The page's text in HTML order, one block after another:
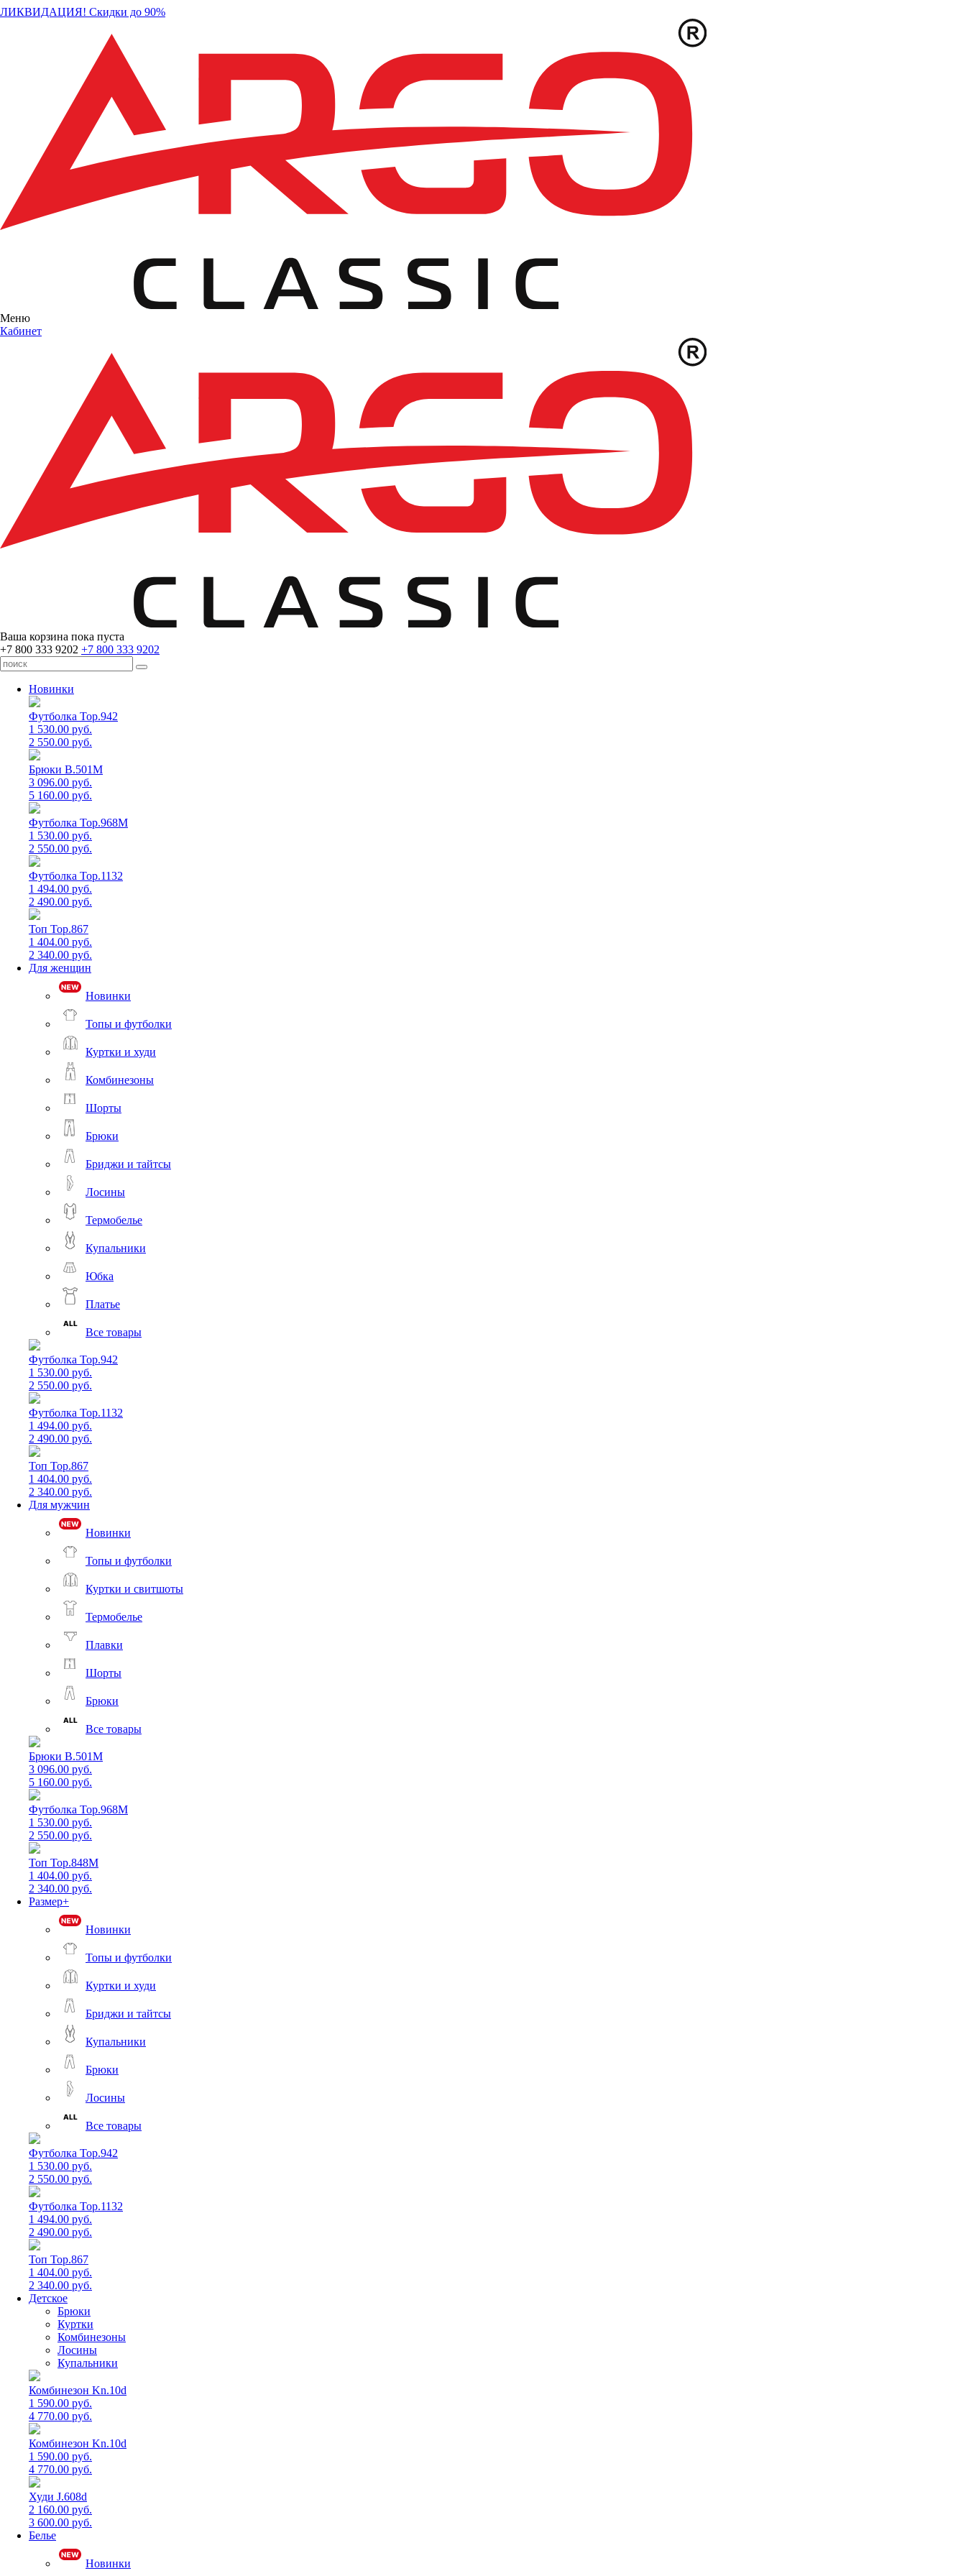
ЛИКВИДАЦИЯ! Скидки до 90%
Меню
Кабинет
Ваша корзина пока пуста
+7 800 333 9202 +7 800 333 9202
Новинки
Футболка Top.942
1 530.00 руб.
2 550.00 руб.
Брюки B.501M
3 096.00 руб.
5 160.00 руб.
Футболка Top.968M
1 530.00 руб.
2 550.00 руб.
Футболка Top.1132
1 494.00 руб.
2 490.00 руб.
Топ Top.867
1 404.00 руб.
2 340.00 руб.
Для женщин
Новинки
Топы и футболки
Куртки и худи
Комбинезоны
Шорты
Брюки
Бриджи и тайтсы
Лосины
Термобелье
Купальники
Юбка
Платье
Все товары
Футболка Top.942
1 530.00 руб.
2 550.00 руб.
Футболка Top.1132
1 494.00 руб.
2 490.00 руб.
Топ Top.867
1 404.00 руб.
2 340.00 руб.
Для мужчин
Новинки
Топы и футболки
Куртки и свитшоты
Термобелье
Плавки
Шорты
Брюки
Все товары
Брюки B.501M
3 096.00 руб.
5 160.00 руб.
Футболка Top.968M
1 530.00 руб.
2 550.00 руб.
Топ Top.848M
1 404.00 руб.
2 340.00 руб.
Размер+
Новинки
Топы и футболки
Куртки и худи
Бриджи и тайтсы
Купальники
Брюки
Лосины
Все товары
Футболка Top.942
1 530.00 руб.
2 550.00 руб.
Футболка Top.1132
1 494.00 руб.
2 490.00 руб.
Топ Top.867
1 404.00 руб.
2 340.00 руб.
Детское
Брюки
Куртки
Комбинезоны
Лосины
Купальники
Комбинезон Kn.10d
1 590.00 руб.
4 770.00 руб.
Комбинезон Kn.10d
1 590.00 руб.
4 770.00 руб.
Худи J.608d
2 160.00 руб.
3 600.00 руб.
Белье
Новинки